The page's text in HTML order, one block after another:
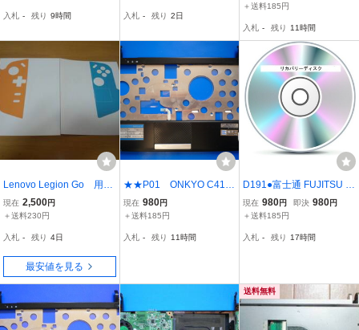
A-1650-69などと同等品
入札 - 残り 9時間
互換電源19V/20Vミニノ
入札 - 残り 2日
＋送料185円
入札 - 残り 11時間
Lenovo Legion Go 用
スキン・デカール switc
hカラー
現在 2,500円
＋送料230円
入札 - 残り 4日
最安値を見る
★★P01 ONKYO C411
A6 タチッパトユニッ
ト 動作確認済み ②
現在 980円
＋送料185円
入札 - 残り 11時間
D191●富士通 FUJITSU F
MV-BIBLO LOOX M/G30
FMVLMG30B FMVLMG3
G30PK 用 Windows 7 St
現在 980円 即決 980円
＋送料185円
入札 - 残り 17時間
送料無料